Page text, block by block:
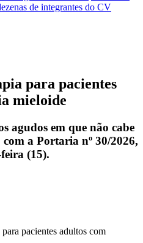
de integrantes do CV
para pacientes
mieloide
agudos em que não cabe
a Portaria nº 30/2026,
(15).